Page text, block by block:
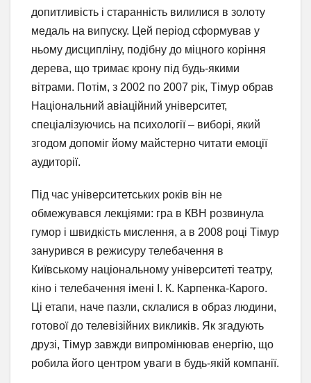
допитливість і старанність вилилися в золоту
медаль на випуску. Цей період сформував у
ньому дисципліну, подібну до міцного коріння
дерева, що тримає крону під будь-якими
вітрами. Потім, з 2002 по 2007 рік, Тімур обрав
Національний авіаційний університет,
спеціалізуючись на психології – виборі, який
згодом допоміг йому майстерно читати емоції
аудиторії.
Під час університетських років він не
обмежувався лекціями: гра в КВН розвинула
гумор і швидкість мислення, а в 2008 році Тімур
занурився в режисуру телебачення в
Київському національному університеті театру,
кіно і телебачення імені І. К. Карпенка-Карого.
Ці етапи, наче пазли, склалися в образ людини,
готової до телевізійних викликів. Як згадують
друзі, Тімур завжди випромінював енергію, що
робила його центром уваги в будь-якій компанії.